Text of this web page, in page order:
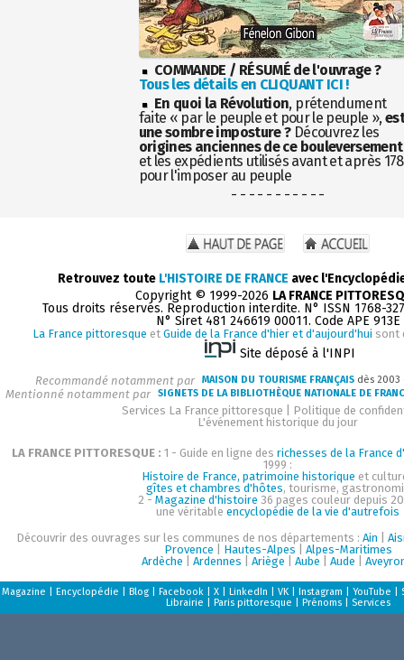
COMMANDE / RÉSUMÉ de l'ouvrage ?
Tous les détails en CLIQUANT ICI !
En quoi la Révolution, prétendument
faite « par le peuple et pour le peuple »,
une sombre imposture ?Découvrez les
origines anciennes de ce bouleversement
et les expédients utilisés avant et après
pour l'imposer au peuple
- - - - - - - - - - -
Retrouvez toute L'HISTOIRE DE FRANCE avec
Copyright © 1999-2026 LA FRANCE
Tous droits réservés. Reproduction interdite. N° ISSN 1768-
N° Siret 481 246619 00011. Code APE 913E
La France pittoresque et Guide de la France d'hier et d'aujourd'hui sont
Site déposé à l'INPI
Recommandé notamment par MAISON DU TOURISME FRANÇAIS dès
Mentionné notamment par SIGNETS DE LA BIBLIOTHÈQUE NATIONALE DE
Services La France pittoresque
Politique de
L'événement historique du jour
LA FRANCE PITTORESQUE : 1 - Guide en ligne des richesses de la France
1999 :
Histoire de France, patrimoine historique et
gîtes et chambres d'hôtes, tourisme,
2 - Magazine d'histoire 36 pages couleur depuis
une véritable encyclopédie de la vie d'autrefois
Découvrir des ouvrages sur les communes de nos départements : Ain
Provence
Hautes-Alpes
Alpes-Maritimes
Ardèche
Ardennes Ariège Aube Aude
Magazine Encyclopédie Blog| Facebook| X| LinkedIn VK| Instagram YouTube
Librairie
Paris pittoresque Prénoms| Services